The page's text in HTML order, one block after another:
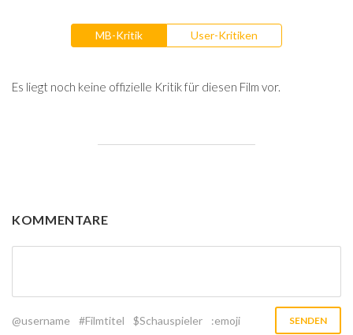
MB-Kritik User-Kritiken
Es liegt noch keine offizielle Kritik für diesen Film vor.
KOMMENTARE
@username #Filmtitel $Schauspieler :emoji